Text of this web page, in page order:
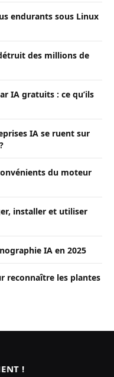
endurants sous Linux
des millions de
IA gratuits : ce qu’ils
IA se ruent sur
du moteur
installer et utiliser
IA en 2025
reconnaître les plantes
!